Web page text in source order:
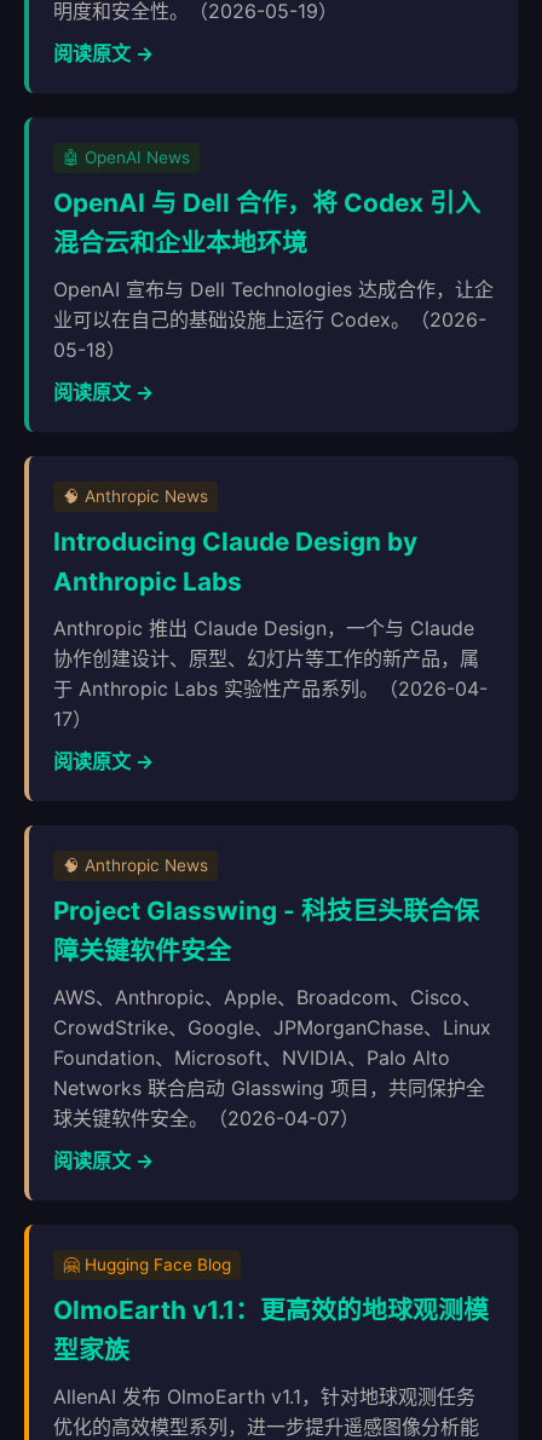
明度和安全性。（2026-05-19）
阅读原文 →
🤖 OpenAI News
OpenAI 与 Dell 合作，将 Codex 引入
混合云和企业本地环境
OpenAI 宣布与 Dell Technologies 达成合作，让企
业可以在自己的基础设施上运行 Codex。（2026-
05-18）
阅读原文 →
🧠 Anthropic News
Introducing Claude Design by
Anthropic Labs
Anthropic 推出 Claude Design，一个与 Claude
协作创建设计、原型、幻灯片等工作的新产品，属
于 Anthropic Labs 实验性产品系列。（2026-04-
17）
阅读原文 →
🧠 Anthropic News
Project Glasswing - 科技巨头联合保
障关键软件安全
AWS、Anthropic、Apple、Broadcom、Cisco、
CrowdStrike、Google、JPMorganChase、Linux
Foundation、Microsoft、NVIDIA、Palo Alto
Networks 联合启动 Glasswing 项目，共同保护全
球关键软件安全。（2026-04-07）
阅读原文 →
🤗 Hugging Face Blog
OlmoEarth v1.1：更高效的地球观测模
型家族
AllenAI 发布 OlmoEarth v1.1，针对地球观测任务
优化的高效模型系列，进一步提升遥感图像分析能